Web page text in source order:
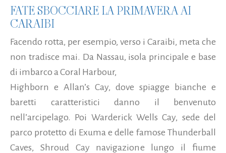
FATE SBOCCIARE LA PRIMAVERA AI
CARAIBI
Facendo rotta, per esempio, verso i Caraibi, meta che
non tradisce mai. Da Nassau, isola principale e base
di imbarco a Coral Harbour,
Highborn e Allan’s Cay, dove spiagge bianche e
baretti caratteristici danno il benvenuto
nell’arcipelago. Poi Warderick Wells Cay, sede del
parco protetto di Exuma e delle famose Thunderball
Caves, Shroud Cay navigazione lungo il fiume